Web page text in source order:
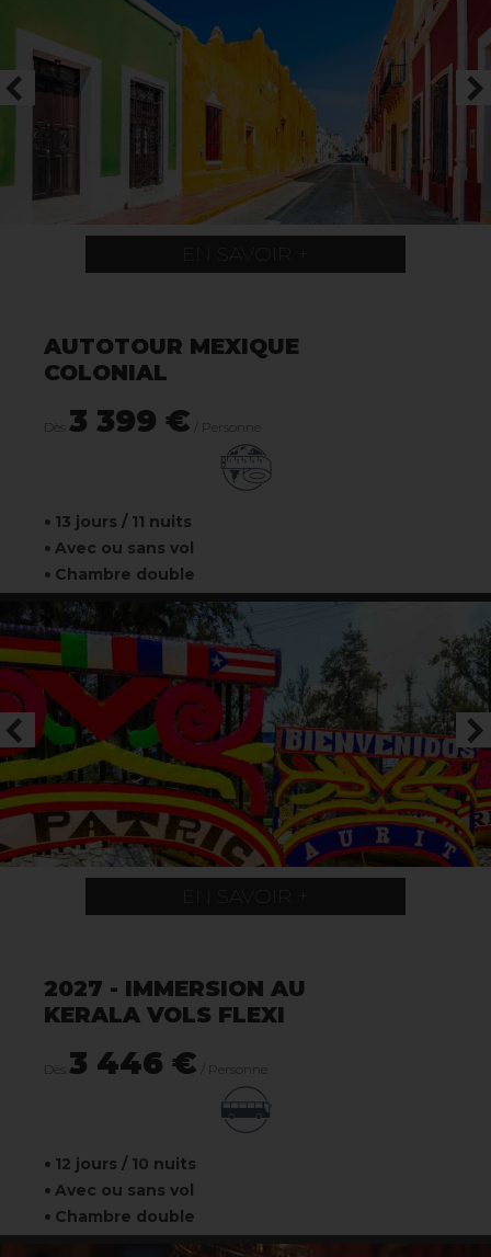
EN SAVOIR +
AUTOTOUR MEXIQUE
COLONIAL
Dès 3 399 € / Personne
13 jours / 11 nuits
Avec ou sans vol
Chambre double
EN SAVOIR +
2027 - IMMERSION AU
KERALA VOLS FLEXI
Dès 3 446 € / Personne
12 jours / 10 nuits
Avec ou sans vol
Chambre double